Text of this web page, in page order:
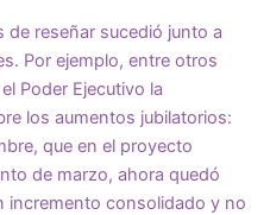
de reseñar sucedió junto a
Por ejemplo, entre otros
Poder Ejecutivo la
los aumentos jubilatorios:
que en el proyecto
de marzo, ahora quedó
incremento consolidado y no